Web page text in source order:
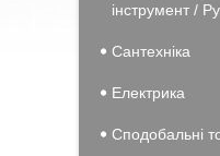
інструмент /
Сантехніка
Електрика
Сподобальні